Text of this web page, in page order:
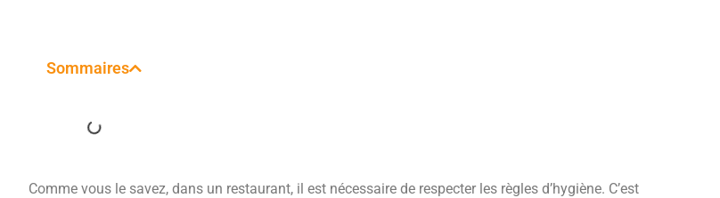
Sommaires
Comme vous le savez, dans un restaurant, il est nécessaire de respecter les règles d’hygiène. C’est